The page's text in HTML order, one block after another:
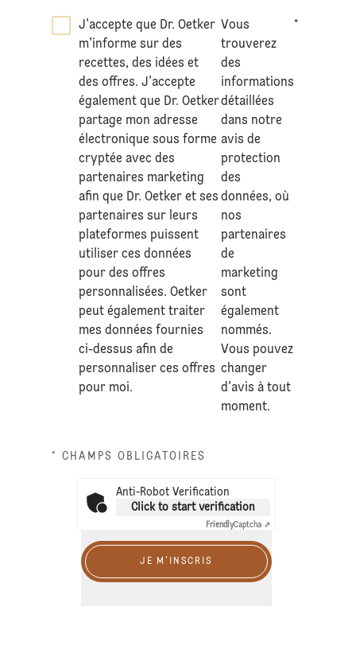
J'accepte que Dr. Oetker
m'informe sur des
recettes, des idées et
des offres. J'accepte
également que Dr. Oetker
partage mon adresse
électronique sous forme
cryptée avec des
partenaires marketing
afin que Dr. Oetker et ses
partenaires sur leurs
plateformes puissent
utiliser ces données
pour des offres
personnalisées. Oetker
peut également traiter
mes données fournies
ci-dessus afin de
personnaliser ces offres
pour moi.
Vous
trouverez
des
informations
détaillées
dans notre
avis de
protection
des
données, où
nos
partenaires
de
marketing
sont
également
nommés.
Vous pouvez
changer
d'avis à tout
moment.
*
* CHAMPS OBLIGATOIRES
Anti-Robot Verification
Click to start verification
FriendlyCaptcha ⇗
JE M'INSCRIS